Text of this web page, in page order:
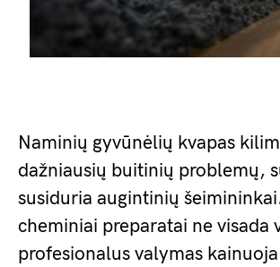
Naminių gyvūnėlių kvapas
dažniausių buitinių problemų,
susiduria augintinių
cheminiai preparatai ne visada
profesionalus valymas